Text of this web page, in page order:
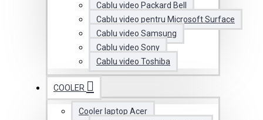
Cablu video Packard Bell
Cablu video pentru Microsoft Surface
Cablu video Samsung
Cablu video Sony
Cablu video Toshiba
COOLER
Cooler laptop Acer